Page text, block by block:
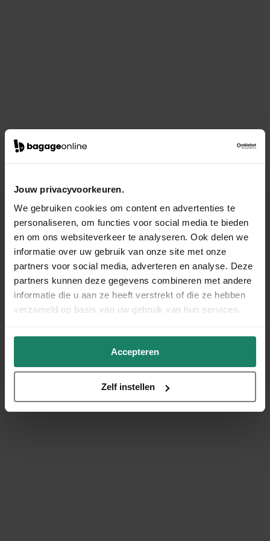
Jouw privacyvoorkeuren.
We gebruiken cookies om content en advertenties te
personaliseren, om functies voor social media te bieden
en om ons websiteverkeer te analyseren. Ook delen we
informatie over uw gebruik van onze site met onze
partners voor social media, adverteren en analyse. Deze
partners kunnen deze gegevens combineren met andere
informatie die u aan ze heeft verstrekt of die ze hebben
verzameld op basis van uw gebruik van hun services.
Accepteren
Zelf instellen